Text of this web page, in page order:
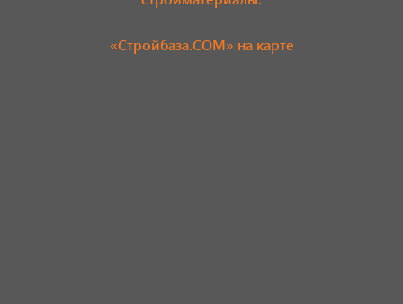
«Стройбаза.COM» на карте